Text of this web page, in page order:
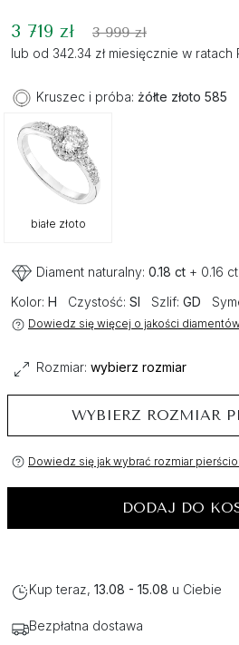
3 719 zł 3 999 zł
lub od 342.34 zł miesięcznie w ratach
Kruszec i próba: żółte złoto 585
białe złoto
Diament naturalny: 0.18 ct + 0.16 ct
Kolor: H Czystość: SI Szlif: GD
Dowiedz się więcej o jakości
Rozmiar: wybierz rozmiar
WYBIERZ ROZMIAR
Dowiedz się jak wybrać rozmiar
DODAJ DO
Kup teraz, 13.08 - 15.08 u Ciebie
Bezpłatna dostawa